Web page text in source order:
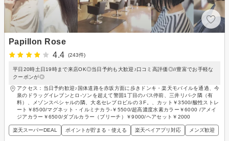
Papillon Rose
4.4
(243件)
平日20時土日19時まで来店OK◎当日予約も大歓迎♪口コミ高評価◎//豊富でお手軽な
クーポンが◎
アクセス：当日予約歓迎♪国体道路を赤坂方面に歩きドンキ・楽天モバイルを通過、今
泉のドラッグイレブンとロ-ソンを超えて警固1丁目のバス停前、三井リパ-ク隣（有
料）、メゾンスペシャルの隣、大名セレブロビルの３F。、カット￥3500/酸性ストレ
ート￥8500/マグネット・イルミナカラ-￥5500/超高濃度水素カラー￥6000 /アメイ
ジアカラー￥6500/ダブルカラー（ブリーチ）￥9000/ヘアセット￥2000
楽天スーパーDEAL ポイントが貯まる・使える 楽天ペイアプリ対応 メンズ歓迎